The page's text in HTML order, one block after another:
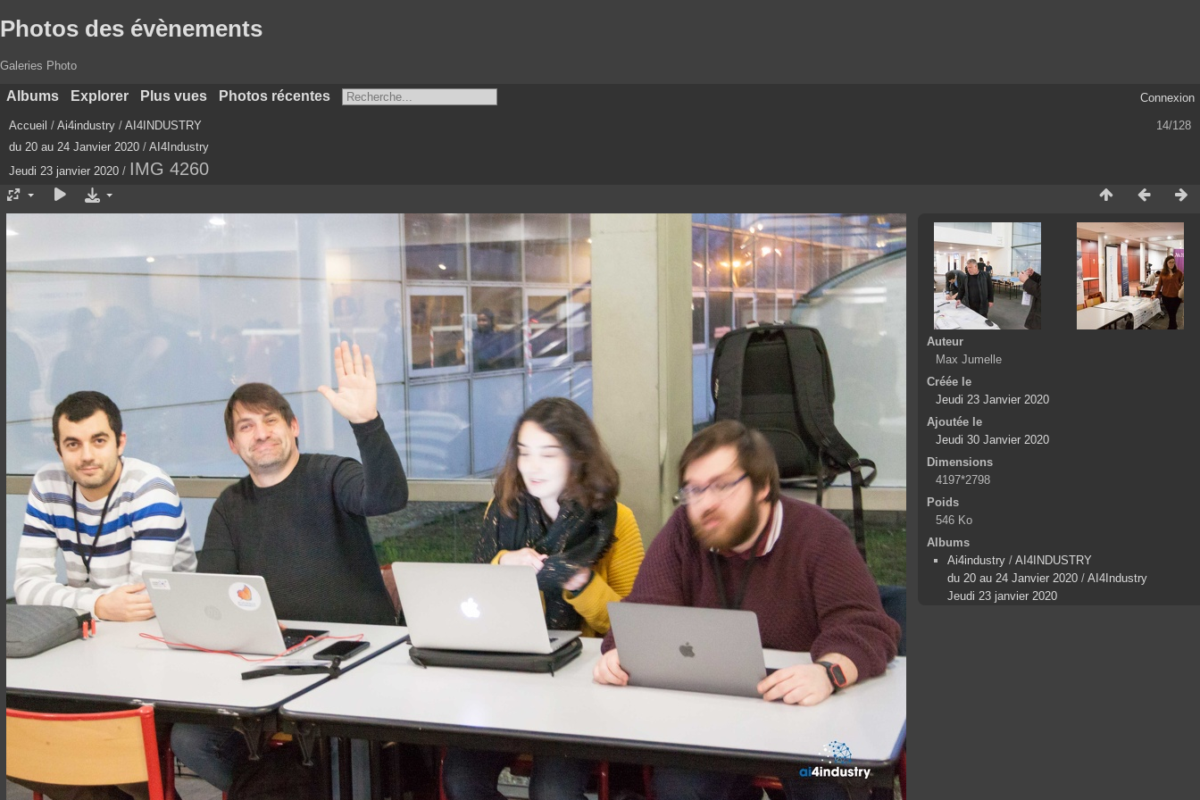
Photos des évènements
Galeries Photo
Albums Explorer Plus vues Photos récentes Connexion
14/128
Accueil / Ai4industry / AI4INDUSTRY
du 20 au 24 Janvier 2020 / AI4Industry
Jeudi 23 janvier 2020 / IMG 4260
Auteur
Max Jumelle
Créée le
Jeudi 23 Janvier 2020
Ajoutée le
Jeudi 30 Janvier 2020
Dimensions
4197*2798
Poids
546 Ko
Albums
Ai4industry /AI4INDUSTRY
du 20 au 24 Janvier 2020 /AI4Industry
Jeudi 23 janvier 2020